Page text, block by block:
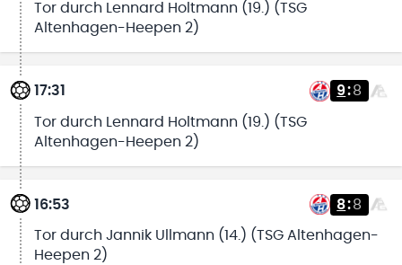
Tor durch Lennard Holtmann (19.) (TSG
Altenhagen-Heepen 2)
17:31 9:8
Tor durch Lennard Holtmann (19.) (TSG
Altenhagen-Heepen 2)
16:53 8:8
Tor durch Jannik Ullmann (14.) (TSG Altenhagen-
Heepen 2)